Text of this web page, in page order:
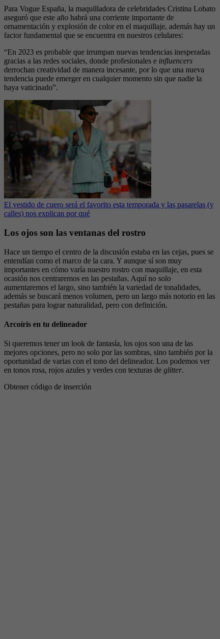
Para Vogue España, la maquilladora de celebridades Cristina Lobato
aseguró que este año habrá una corriente importante de
ornamentación y explosión de color en el maquillaje, además hay un
factor fundamental que se encuentra en nuestros celulares:
“En 2023 es probable que irrumpan nuevas tendencias inesperadas
gracias a las redes sociales, donde profesionales e influencers
derrochan creatividad de manera incesante, por lo que una nueva
tendencia puede emerger en cualquier momento sin que nadie la
haya vaticinado”.
El vestido de cuero será el favorito esta temporada y las pasarelas (y
calles) nos explican por qué
Los ojos son las ventanas del rostro
Hace un tiempo el centro de la discusión estaba en las cejas, pues se
entendían como el marco de la cara. Y aunque sí son muy
importantes en cómo varía nuestro rostro con maquillaje, en esta
ocasión nos centraremos en las pestañas. Aquí no solo
aumentaremos el largo, sino también la variedad de tonalidades,
además se buscará menos volumen, pero un largo más notorio en las
pestañas para lograr naturalidad, pero con definición.
Arcoíris en tu delineador
Si queremos tener un look de fantasía, los ojos son una de las
mejores opciones, pero no solo por las sombras, sino también por la
oportunidad de varias con el tono del delineador. Los podemos ver
en tonos rosa, rojos azules y verdes con texturas de glitter.
Obtener código de inserción